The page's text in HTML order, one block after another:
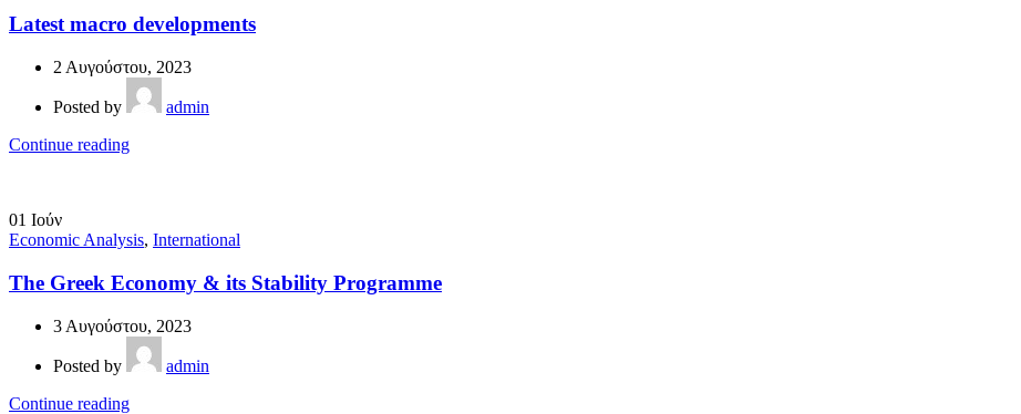
Latest macro developments
2 Αυγούστου, 2023
Posted by
admin
Continue reading
01 Ιούν
Economic Analysis, International
The Greek Economy & its Stability Programme
3 Αυγούστου, 2023
Posted by
admin
Continue reading